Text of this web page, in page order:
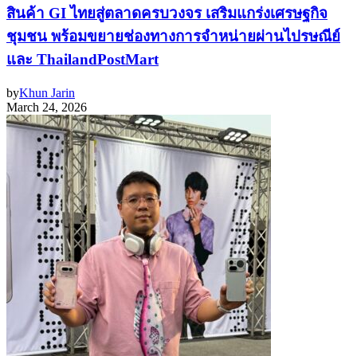
สินค้า GI ไทยสู่ตลาดครบวงจร เสริมแกร่งเศรษฐกิจ
ชุมชน พร้อมขยายช่องทางการจำหน่ายผ่านไปรษณีย์
และ ThailandPostMart
byKhun Jarin
March 24, 2026